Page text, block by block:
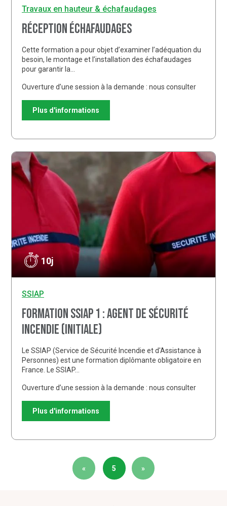
Travaux en hauteur & échafaudages
Réception échafaudages
Cette formation a pour objet d’examiner l’adéquation du
besoin, le montage et l’installation des échafaudages
pour garantir la…
Ouverture d’une session à la demande : nous consulter
Plus d'informations
10j
SSIAP
Formation SSIAP 1 : Agent de sécurité
incendie (initiale)
Le SSIAP (Service de Sécurité Incendie et d'Assistance à
Personnes) est une formation diplômante obligatoire en
France. Le SSIAP…
Ouverture d’une session à la demande : nous consulter
Plus d'informations
« 5 »